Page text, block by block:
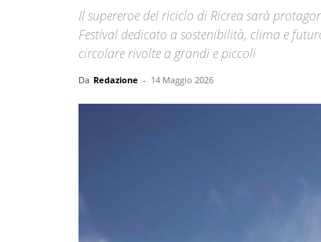
Il supereroe del riciclo di Ricrea sarà
Festival dedicato a sostenibilità, clima e
circolare rivolte a grandi e piccoli
Da Redazione - 14 Maggio 2026